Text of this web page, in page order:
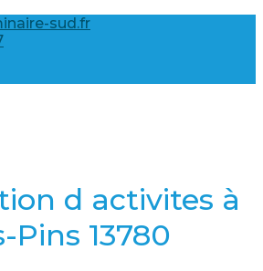
sud.fr
d activites à
Pins 13780